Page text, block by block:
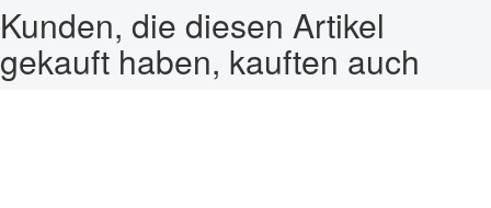
Kunden, die diesen Artikel
gekauft haben, kauften auch